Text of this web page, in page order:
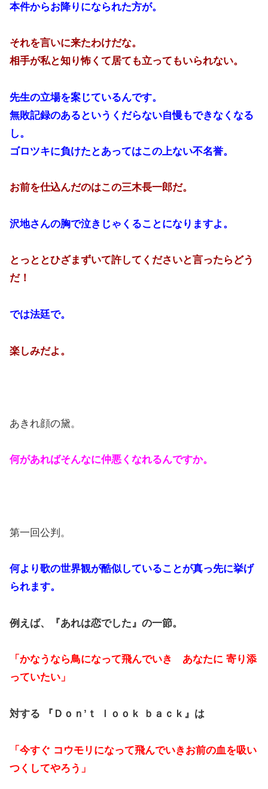
本件からお降りになられた方が。
それを言いに来たわけだな。
相手が私と知り怖くて居ても立ってもいられない。
先生の立場を案じているんです。
無敗記録のあるというくだらない自慢もできなくなる
し。
ゴロツキに負けたとあってはこの上ない不名誉。
お前を仕込んだのはこの三木長一郎だ。
沢地さんの胸で泣きじゃくることになりますよ。
とっととひざまずいて許してくださいと言ったらどう
だ！
では法廷で。
楽しみだよ。
あきれ顔の黛。
何があればそんなに仲悪くなれるんですか。
第一回公判。
何より歌の世界観が酷似していることが真っ先に挙げ
られます。
例えば、『あれは恋でした』の一節。
「かなうなら鳥になって飛んでいき あなたに 寄り添
っていたい」
対する 『Ｄｏｎ’ｔ ｌｏｏｋ ｂａｃｋ』は
「今すぐ コウモリになって飛んでいきお前の血を吸い
つくしてやろう」